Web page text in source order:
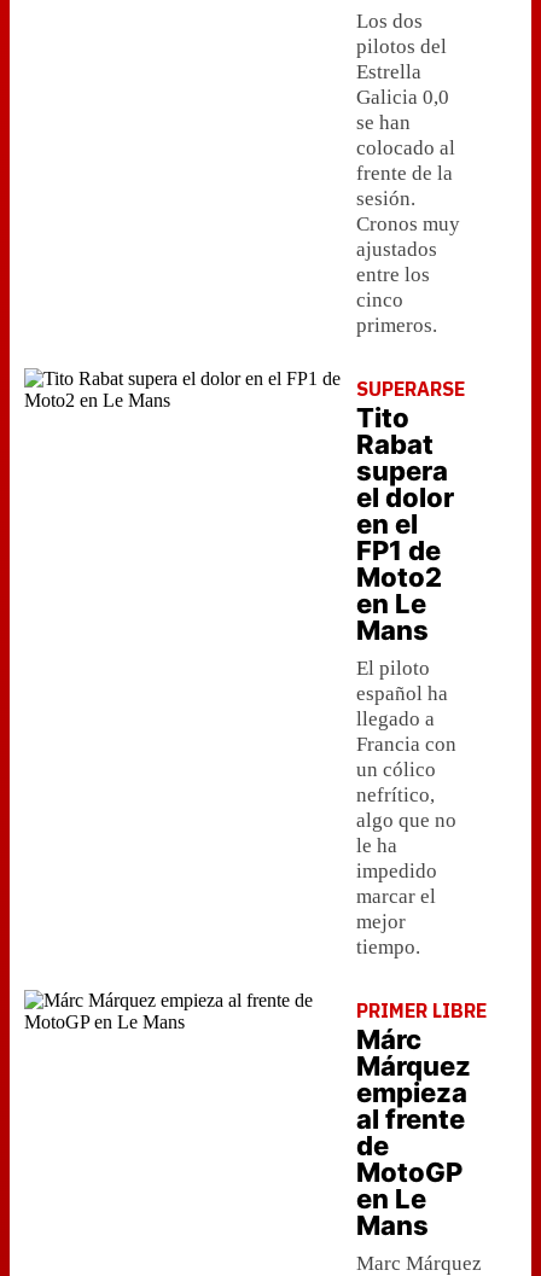
Los dos
pilotos del
Estrella
Galicia 0,0
se han
colocado al
frente de la
sesión.
Cronos muy
ajustados
entre los
cinco
primeros.
SUPERARSE
Tito
Rabat
supera
el dolor
en el
FP1 de
Moto2
en Le
Mans
El piloto
español ha
llegado a
Francia con
un cólico
nefrítico,
algo que no
le ha
impedido
marcar el
mejor
tiempo.
PRIMER LIBRE
Márc
Márquez
empieza
al frente
de
MotoGP
en Le
Mans
Marc Márquez